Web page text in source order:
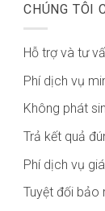
CHÚNG TÔI
Hỗ trợ và tư
Phí dịch vụ
Không phát
Trả kết quả
Phí dịch vụ
Tuyệt đối bảo